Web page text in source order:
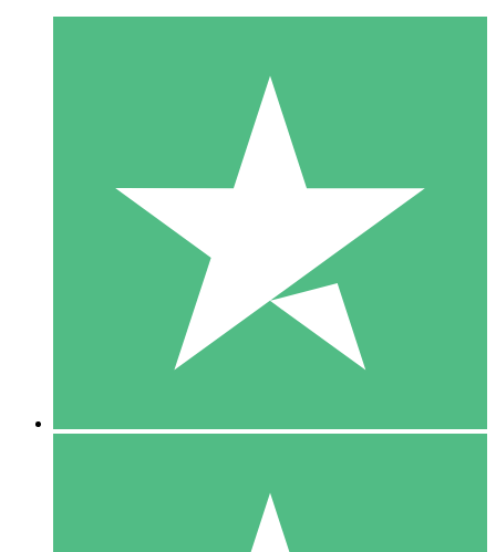
Paquetes de Créditos Individuales
Paga según el uso con créditos de descarga. Sin compromiso
10 00
10 Descargas
20 00